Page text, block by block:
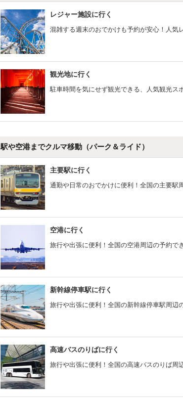
レジャー施設に行く
混雑する週末のおでかけも予約が安心！人気
観光地に行く
駐車時間を気にせず観光できる、人気観光ス
駅や空港までクルマ移動（パーク＆ライド）
主要駅に行く
通勤や日常のおでかけに便利！全国の主要駅
空港に行く
旅行や出張に便利！全国の空港周辺の予約で
新幹線停車駅に行く
旅行や出張に便利！全国の新幹線停車駅周辺
高速バスのりばに行く
旅行や出張に便利！全国の高速バスのりば周